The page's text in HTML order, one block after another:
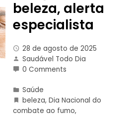
beleza, alerta
especialista
28 de agosto de 2025
Saudável Todo Dia
0 Comments
Saúde
beleza, Dia Nacional do
combate ao fumo,